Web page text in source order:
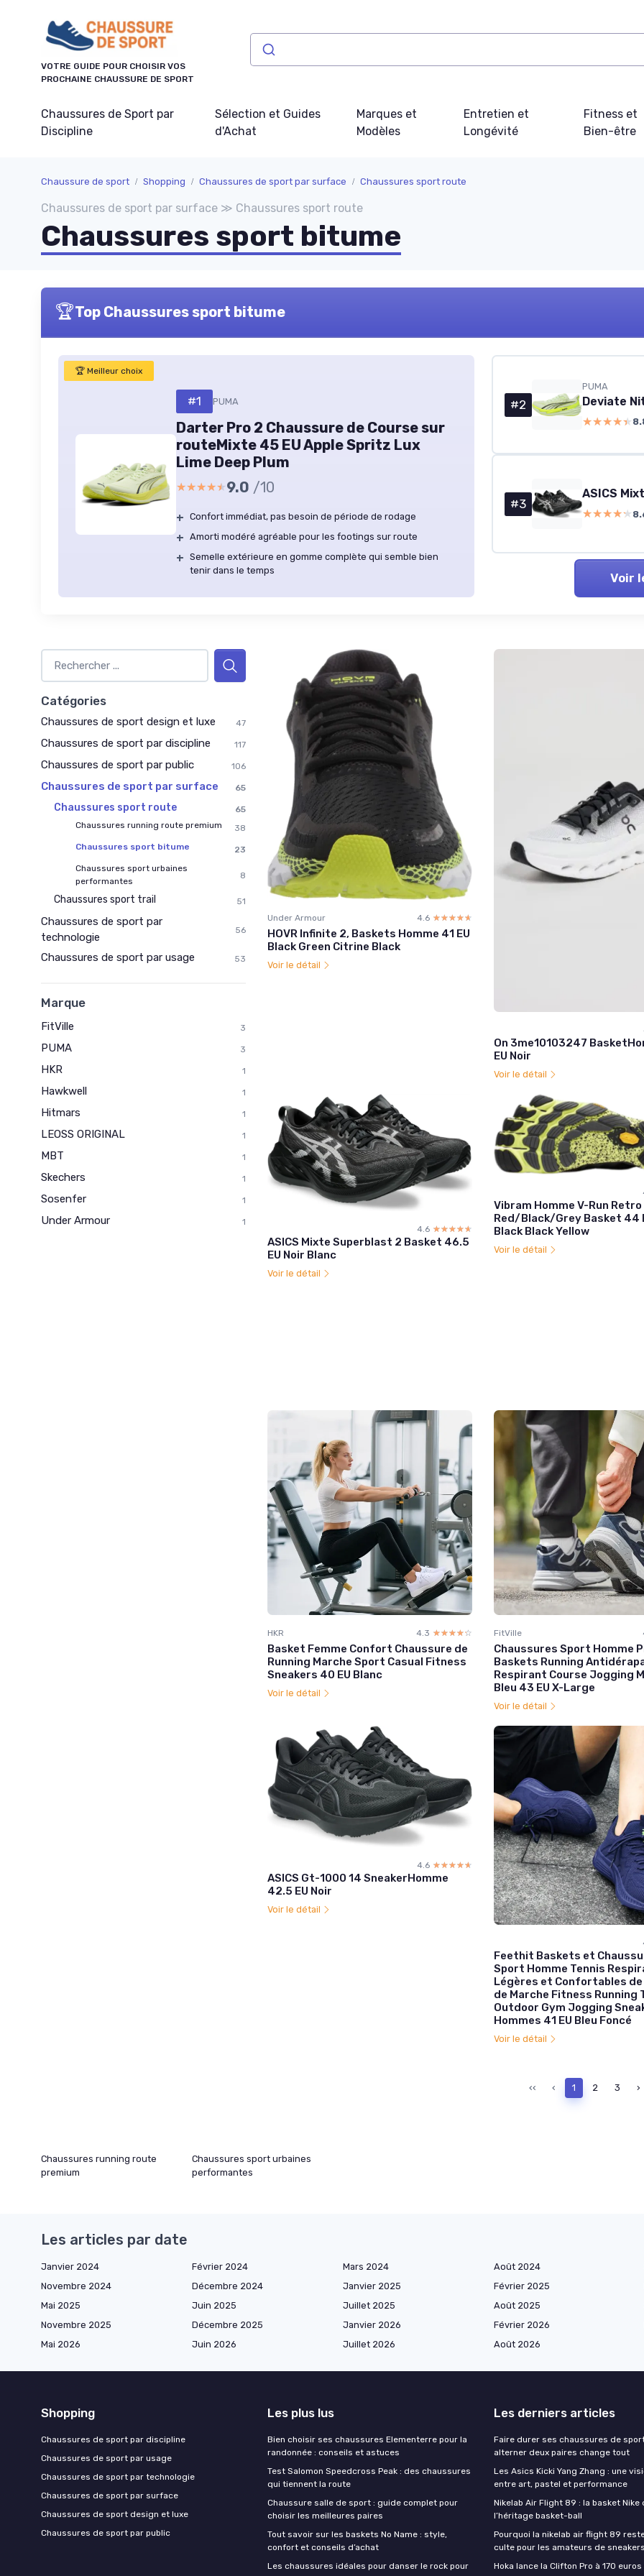
VOTRE GUIDE POUR CHOISIR VOS
PROCHAINE CHAUSSURE DE SPORT
Chaussures de Sport par
Discipline
Sélection et Guides
d'Achat
Marques et
Modèles
Entretien et
Longévité
Fitness et
Bien-être
Chaussure de sport Shopping Chaussures de sport par surface Chaussures sport route
Chaussures de sport par surface ≫ Chaussures sport route
Chaussures sport bitume
🏆Top Chaussures sport bitume
🏆 Meilleur choix
#1 PUMA
Darter Pro 2 Chaussure de Course sur
routeMixte 45 EU Apple Spritz Lux
Lime Deep Plum
★★★★★
★★★★★9.0 /10
+ Confort immédiat, pas besoin de période de rodage
+ Amorti modéré agréable pour les footings sur route
+ Semelle extérieure en gomme complète qui semble bien
tenir dans le temps
#2
PUMA
★★★★★
★★★★★
#3
ASICS
★★★★★
★★★★★
Voir
Catégories
Chaussures de sport design et luxe 47
Chaussures de sport par discipline 117
Chaussures de sport par public 106
Chaussures de sport par surface 65
Chaussures sport route
65
Chaussures running route premium
38
Chaussures sport bitume
23
Chaussures sport urbaines
performantes
8
Chaussures sport trail 51
Chaussures de sport par
technologie
56
Chaussures de sport par usage 53
Marque
FitVille 3
PUMA 3
HKR 1
Hawkwell 1
Hitmars 1
LEOSS ORIGINAL 1
MBT 1
Skechers 1
Sosenfer 1
Under Armour 1
Under Armour 4.6 ☆☆☆☆☆
★★★★★
HOVR Infinite 2, Baskets Homme 41 EU
Black Green Citrine Black
Voir le détail
On 3me10103247
EU Noir
Voir le détail
4.6 ☆☆☆☆☆
★★★★★
ASICS Mixte Superblast 2 Basket 46.5
EU Noir Blanc
Voir le détail
Vibram Homme V-Run Retro
Red/Black/Grey Basket 44
Black Black Yellow
Voir le détail
HKR 4.3 ☆☆☆☆☆
★★★★★
Basket Femme Confort Chaussure de
Running Marche Sport Casual Fitness
Sneakers 40 EU Blanc
Voir le détail
FitVille
Chaussures Sport Homme
Baskets Running
Respirant Course Jogging
Bleu 43 EU X-Large
Voir le détail
4.6 ☆☆☆☆☆
★★★★★
ASICS Gt-1000 14 SneakerHomme
42.5 EU Noir
Voir le détail
Feethit Baskets et
Sport Homme Tennis
Légères et Confortables de
de Marche Fitness Running
Outdoor Gym Jogging
Hommes 41 EU Bleu Foncé
Voir le détail
‹‹ ‹ 1 2 3 ›
Chaussures running route
premium
Chaussures sport urbaines
performantes
Les articles par date
Janvier 2024 Février 2024 Mars 2024 Août 2024
Novembre 2024
Décembre 2024 Janvier 2025 Février 2025
Mai 2025
Juin 2025 Juillet 2025 Août 2025
Novembre 2025
Décembre 2025 Janvier 2026 Février 2026
Mai 2026
Juin 2026 Juillet 2026 Août 2026
Shopping
Chaussures de sport par discipline
Chaussures de sport par usage
Chaussures de sport par technologie
Chaussures de sport par surface
Chaussures de sport design et luxe
Chaussures de sport par public
Les plus lus
Bien choisir ses chaussures Elementerre pour la
randonnée : conseils et astuces
Test Salomon Speedcross Peak : des chaussures
qui tiennent la route
Chaussure salle de sport : guide complet pour
choisir les meilleures paires
Tout savoir sur les baskets No Name : style,
confort et conseils d’achat
Les chaussures idéales pour danser le rock pour
Les derniers articles
Faire durer ses chaussures de
alterner deux paires change tout
Les Asics Kicki Yang Zhang : une
entre art, pastel et performance
Nikelab Air Flight 89 : la basket Nike
l’héritage basket-ball
Pourquoi la nikelab air flight 89
culte pour les amateurs de sneakers
Hoka lance la Clifton Pro à 170 euros